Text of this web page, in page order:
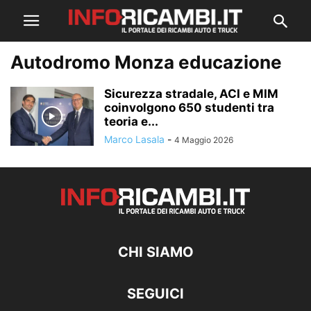
Autodromo Monza educazione
Sicurezza stradale, ACI e MIM
coinvolgono 650 studenti tra
teoria e...
Marco Lasala - 4 Maggio 2026
CHI SIAMO
SEGUICI